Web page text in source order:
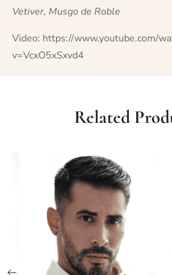
Vetiver, Musgo de Roble
Video: https://www.youtube.com/
v=VcxO5xSxvd4
Related